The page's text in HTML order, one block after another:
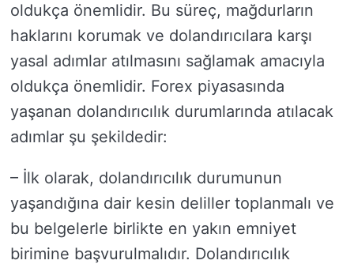
oldukça önemlidir. Bu süreç, mağdurların
haklarını korumak ve dolandırıcılara karşı
yasal adımlar atılmasını sağlamak amacıyla
oldukça önemlidir. Forex piyasasında
yaşanan dolandırıcılık durumlarında atılacak
adımlar şu şekildedir:
– İlk olarak, dolandırıcılık durumunun
yaşandığına dair kesin deliller toplanmalı ve
bu belgelerle birlikte en yakın emniyet
birimine başvurulmalıdır. Dolandırıcılık